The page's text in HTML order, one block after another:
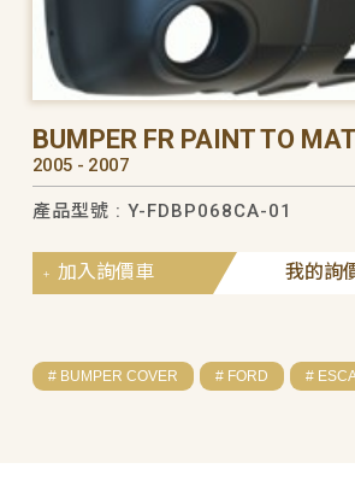
BUMPER FR PAINT TO
2005 - 2007
產品型號 : Y-FDBP068CA-01
我的詢
加入詢價車
# BUMPER COVER # FORD #